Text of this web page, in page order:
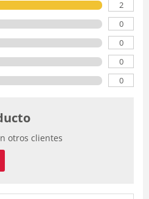
2
0
0
0
0
otros clientes